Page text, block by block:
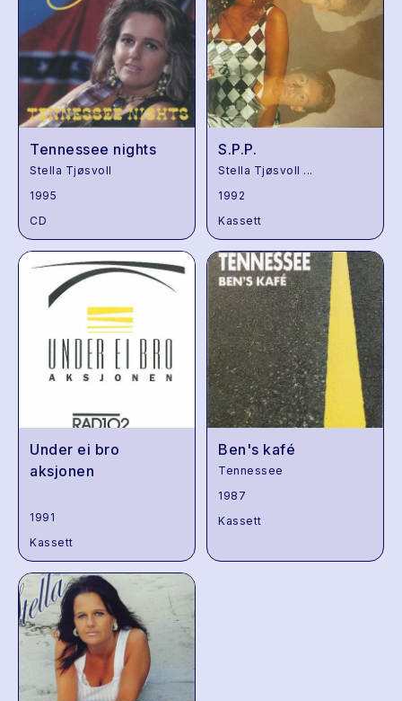
Tennessee nights
Stella Tjøsvoll
1995
CD
S.P.P.
Stella Tjøsvoll ...
1992
Kassett
Under ei bro
aksjonen
1991
Kassett
Ben's kafé
Tennessee
1987
Kassett